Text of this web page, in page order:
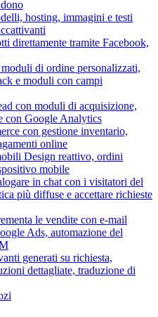
hosting, immagini e testi
direttamente tramite Facebook,
di ordine personalizzati,
e moduli con campi
con moduli di acquisizione,
con Google Analytics
con gestione inventario,
online
Design reattivo, ordini
mobile
in chat con i visitatori del
più diffuse e accettare richieste
le vendite con e-mail
Ads, automazione del
generati su richiesta,
dettagliate, traduzione di